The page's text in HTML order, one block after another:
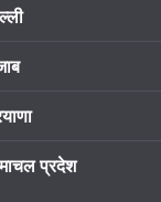
प्रदेश